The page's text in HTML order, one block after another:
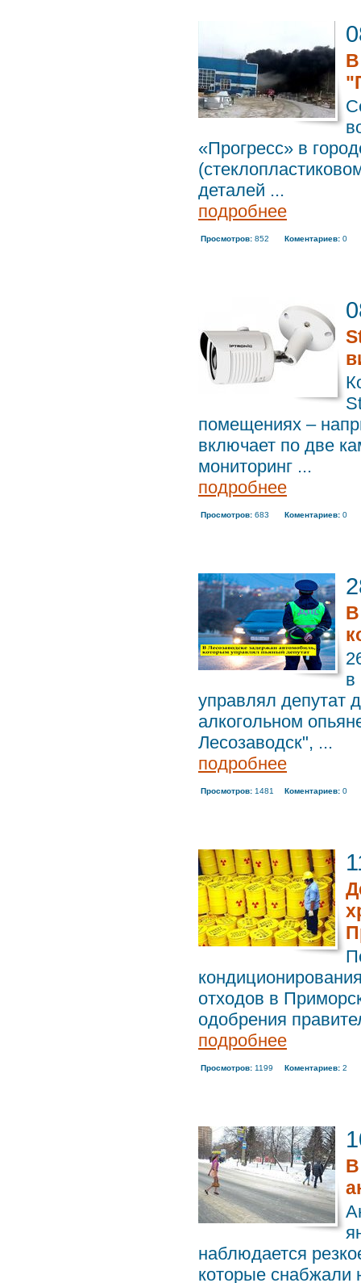
В
«Прогресс» в
деталей ...
подробнее
Просмотров: 852 Коментариев: 0
помещениях –
включает по две
мониторинг ...
подробнее
Просмотров: 683 Коментариев: 0
в
управлял депутат
алкогольном
Лесозаводск", ...
подробнее
Просмотров: 1481 Коментариев: 0
отходов в
одобрения
подробнее
Просмотров: 1199 Коментариев: 2
наблюдается
которые снабжали